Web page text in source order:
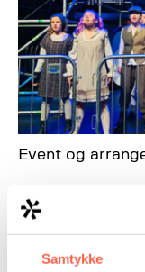
Samtykke
Event og
Vi har produkter
salgsområder,
ansamling av